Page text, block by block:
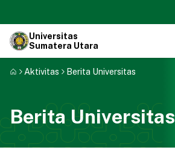
Universitas
Sumatera Utara
Aktivitas Berita Universitas
Berita Universitas